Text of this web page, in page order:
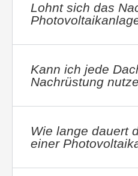
Lohnt sich das
Kann ich jede
Nachrüstung
Wie lange dauert
einer